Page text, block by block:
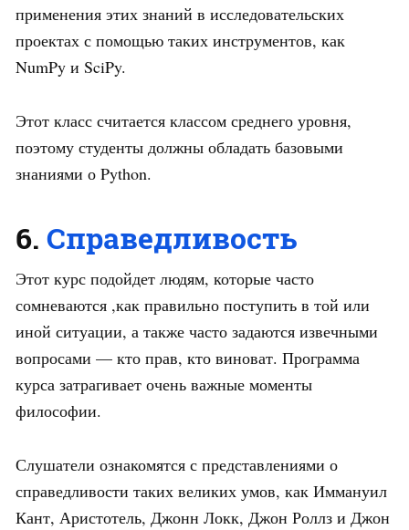
применения этих знаний в исследовательских
проектах с помощью таких инструментов, как
NumPy и SciPy.
Этот класс считается классом среднего уровня,
поэтому студенты должны обладать базовыми
знаниями о Python.
6. Справедливость
Этот курс подойдет людям, которые часто
сомневаются ,как правильно поступить в той или
иной ситуации, а также часто задаются извечными
вопросами — кто прав, кто виноват. Программа
курса затрагивает очень важные моменты
философии.
Слушатели ознакомятся с представлениями о
справедливости таких великих умов, как Иммануил
Кант, Аристотель, Джонн Локк, Джон Роллз и Джон